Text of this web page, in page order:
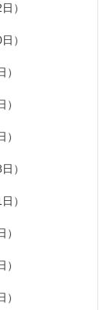
）
）
）
）